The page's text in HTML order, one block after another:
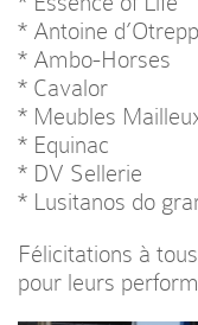
* Antoine
* Ambo-Horses
* Cavalor
* Meubles
* Equinac
* DV Sellerie
* Lusitanos do
Félicitations à
pour leurs